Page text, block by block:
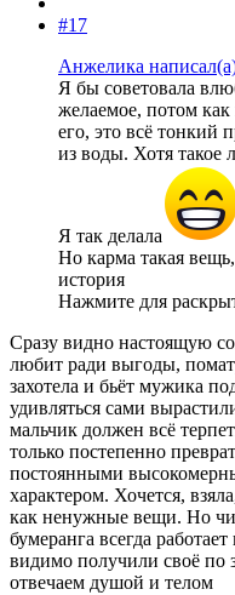
#17
Анжелика
Я бы советовала
желаемое, потом как
его, это всё тонкий
из воды. Хотя такое
Я так делала
Но карма такая
история
Нажмите для
Сразу видно настоящую
любит ради выгоды,
захотела и бьёт мужика
удивляться сами
мальчик должен всё
только постепенно
постоянными
характером. Хочется,
как ненужные вещи. Но
бумеранга всегда
видимо получили своё по
отвечаем душой и телом